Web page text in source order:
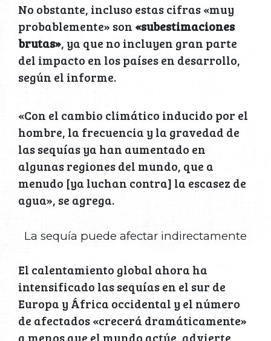
No obstante, incluso estas cifras «muy
probablemente» son «subestimaciones
brutas», ya que no incluyen gran parte
del impacto en los países en desarrollo,
según el informe.
«Con el cambio climático inducido por el
hombre, la frecuencia y la gravedad de
las sequías ya han aumentado en
algunas regiones del mundo, que a
menudo [ya luchan contra] la escasez de
agua», se agrega.
La sequía puede afectar indirectamente
El calentamiento global ahora ha
intensificado las sequías en el sur de
Europa y África occidental y el número
de afectados «crecerá dramáticamente»
a menos que el mundo actúe, advierte